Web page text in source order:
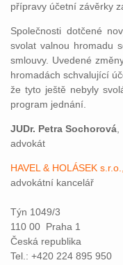
přípravy účetní závěrky
Společnosti dotčené
svolat valnou hromadu
smlouvy. Uvedené
hromadách schvalující
že tyto ještě nebyly
program jednání.
JUDr. Petra Sochorová
advokát
HAVEL & HOLÁSEK s.r.o.,
advokátní kancelář
Týn 1049/3
110 00 Praha 1
Česká republika
Tel.: +420 224